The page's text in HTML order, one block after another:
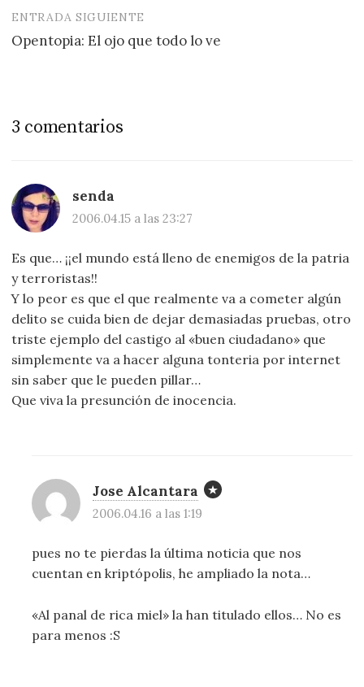
entradas
ENTRADA SIGUIENTE
Opentopia: El ojo que todo lo ve
3 comentarios
senda
2006.04.15 a las 23:27
Es que… ¡¡el mundo está lleno de enemigos de la patria
y terroristas!!
Y lo peor es que el que realmente va a cometer algún
delito se cuida bien de dejar demasiadas pruebas, otro
triste ejemplo del castigo al «buen ciudadano» que
simplemente va a hacer alguna tonteria por internet
sin saber que le pueden pillar…
Que viva la presunción de inocencia.
Jose Alcantara
2006.04.16 a las 1:19
pues no te pierdas la última noticia que nos
cuentan en kriptópolis, he ampliado la nota…
«Al panal de rica miel» la han titulado ellos… No es
para menos :S